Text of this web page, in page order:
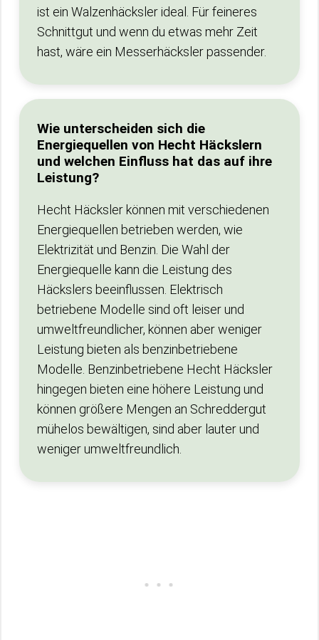
ist ein Walzenhäcksler ideal. Für feineres
Schnittgut und wenn du etwas mehr Zeit
hast, wäre ein Messerhäcksler passender.
Wie unterscheiden sich die
Energiequellen von Hecht Häckslern
und welchen Einfluss hat das auf ihre
Leistung?
Hecht Häcksler können mit verschiedenen
Energiequellen betrieben werden, wie
Elektrizität und Benzin. Die Wahl der
Energiequelle kann die Leistung des
Häckslers beeinflussen. Elektrisch
betriebene Modelle sind oft leiser und
umweltfreundlicher, können aber weniger
Leistung bieten als benzinbetriebene
Modelle. Benzinbetriebene Hecht Häcksler
hingegen bieten eine höhere Leistung und
können größere Mengen an Schreddergut
mühelos bewältigen, sind aber lauter und
weniger umweltfreundlich.